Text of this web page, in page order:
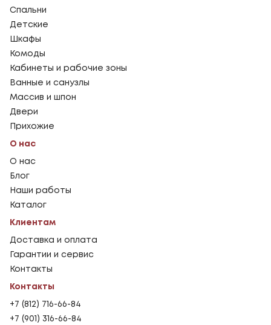
Спальни
Детские
Шкафы
Комоды
Кабинеты и рабочие зоны
Ванные и санузлы
Массив и шпон
Двери
Прихожие
О нас
О нас
Блог
Наши работы
Каталог
Клиентам
Доставка и оплата
Гарантии и сервис
Контакты
Контакты
+7 (812) 716-66-84
+7 (901) 316-66-84